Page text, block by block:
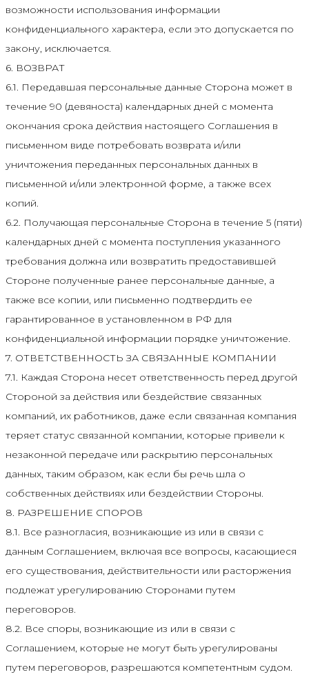
возможности использования информации
конфиденциального характера, если это допускается по
закону, исключается.
6. ВОЗВРАТ
6.1. Передавшая персональные данные Сторона может в
течение 90 (девяноста) календарных дней с момента
окончания срока действия настоящего Соглашения в
письменном виде потребовать возврата и/или
уничтожения переданных персональных данных в
письменной и/или электронной форме, а также всех
копий.
6.2. Получающая персональные Сторона в течение 5 (пяти)
календарных дней с момента поступления указанного
требования должна или возвратить предоставившей
Стороне полученные ранее персональные данные, а
также все копии, или письменно подтвердить ее
гарантированное в установленном в РФ для
конфиденциальной информации порядке уничтожение.
7. ОТВЕТСТВЕННОСТЬ ЗА СВЯЗАННЫЕ КОМПАНИИ
7.1. Каждая Сторона несет ответственность перед другой
Стороной за действия или бездействие связанных
компаний, их работников, даже если связанная компания
теряет статус связанной компании, которые привели к
незаконной передаче или раскрытию персональных
данных, таким образом, как если бы речь шла о
собственных действиях или бездействии Стороны.
8. РАЗРЕШЕНИЕ СПОРОВ
8.1. Все разногласия, возникающие из или в связи с
данным Соглашением, включая все вопросы, касающиеся
его существования, действительности или расторжения
подлежат урегулированию Сторонами путем
переговоров.
8.2. Все споры, возникающие из или в связи с
Соглашением, которые не могут быть урегулированы
путем переговоров, разрешаются компетентным судом.